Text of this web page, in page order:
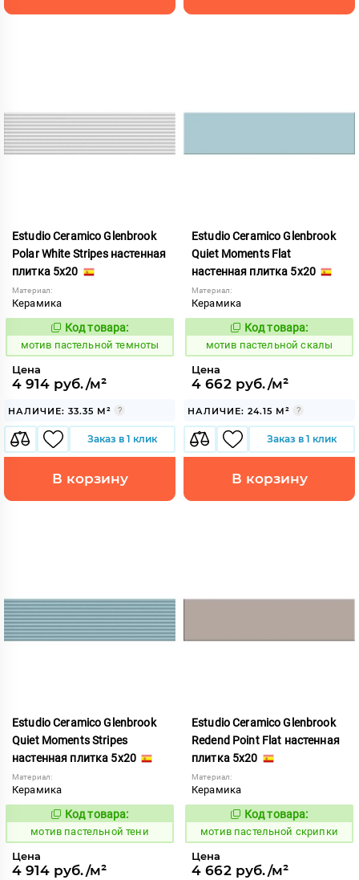
Estudio Ceramico Glenbrook
Polar White Stripes настенная
плитка 5x20
Материал:
Керамика
1039977
Код товара:
мотив пастельной темноты
Цена
4 914 руб./м²
НАЛИЧИЕ: 33.35 М²
Заказ в 1 клик
В корзину
Estudio Ceramico Glenbrook
Quiet Moments Flat
настенная плитка 5x20
Материал:
Керамика
1039966
Код товара:
мотив пастельной скалы
Цена
4 662 руб./м²
НАЛИЧИЕ: 24.15 М²
Заказ в 1 клик
В корзину
Estudio Ceramico Glenbrook
Quiet Moments Stripes
настенная плитка 5x20
Материал:
Керамика
1039978
Код товара:
мотив пастельной тени
Цена
4 914 руб./м²
Estudio Ceramico Glenbrook
Redend Point Flat настенная
плитка 5x20
Материал:
Керамика
1039967
Код товара:
мотив пастельной скрипки
Цена
4 662 руб./м²